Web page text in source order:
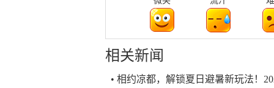
相关新闻
• 相约凉都，解锁夏日避暑新玩法！